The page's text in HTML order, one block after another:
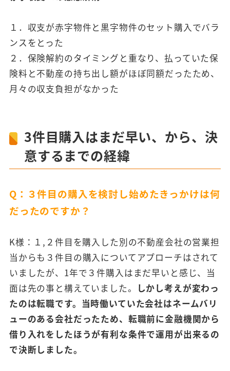
１．収支が赤字物件と黒字物件のセット購入でバラ
ンスをとった
２．保険解約のタイミングと重なり、払っていた保
険料と不動産の持ち出し額がほぼ同額だったため、
月々の収支負担がなかった
3件目購入はまだ早い、から、決
意するまでの経緯
Q：３件目の購入を検討し始めたきっかけは何
だったのですか？
K様：１,２件目を購入した別の不動産会社の営業担
当からも３件目の購入についてアプローチはされて
いましたが、1年で３件購入はまだ早いと感じ、当
面は先の事と構えていました。
しかし考えが変わっ
たのは転職です。当時働いていた会社はネームバリ
ューのある会社だったため、転職前に金融機関から
借り入れをしたほうが有利な条件で運用が出来るの
で決断しました。